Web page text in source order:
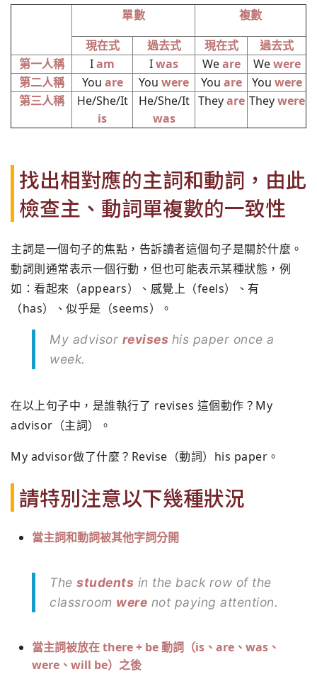
單數
複數
現在式
過去式 現在式
過去式
第一人稱
Iam Iwas Weare Wewere
第二人稱
You are You were You are You were
第三人稱
He/She/It
is
He/She/It
was
Theyare Theywere
找出相對應的主詞和動詞，由此
檢查主、動詞單複數的一致性
主詞是一個句子的焦點，告訴讀者這個句子是關於什麼。
動詞則通常表示一個行動，但也可能表示某種狀態，例
如：看起來（appears）、感覺上（feels）、有
（has）、似乎是（seems）。
My advisor revises his paper once a
week.
在以上句子中，是誰執行了 revises 這個動作？My
advisor（主詞）。
My advisor做了什麼？Revise（動詞）his paper。
請特別注意以下幾種狀況
當主詞和動詞被其他字詞分開
The students in the back row of the
classroom were not paying attention.
當主詞被放在there + be動詞（is 、 are 、 was 、
were 、 will be） 之後